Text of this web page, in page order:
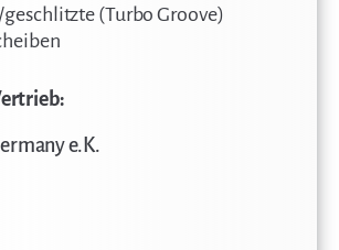
(Turbo Groove)
e.K.